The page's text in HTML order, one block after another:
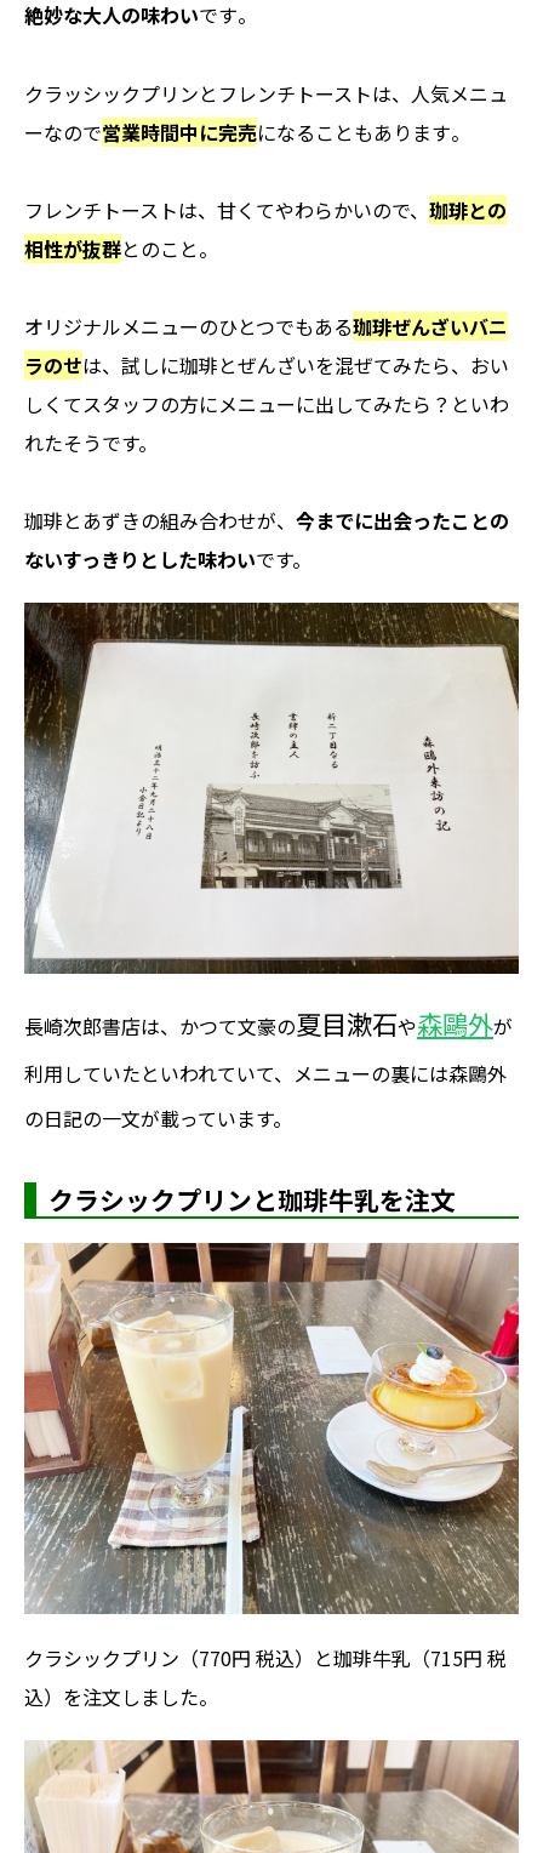
絶妙な大人の味わいです。
クラッシックプリンとフレンチトーストは、人気メニュ
ーなので営業時間中に完売になることもあります。
フレンチトーストは、甘くてやわらかいので、 珈琲との
相性が抜群とのこと。
オリジナルメニューのひとつでもある珈琲ぜんざいバニ
ラのせは、試しに珈琲とぜんざいを混ぜてみたら、おい
しくてスタッフの方にメニューに出してみたら？といわ
れたそうです。
珈琲とあずきの組み合わせが、 今までに出会ったことの
ないすっきりとした味わいです。
長崎次郎書店は、かつて文豪の夏目漱石や森鷗外が
利用していたといわれていて、メニューの裏には森鷗外
の日記の一文が載っています。
クラシックプリンと珈琲牛乳を注文
クラシックプリン（770円 税込）と珈琲牛乳（715円 税
込）を注文しました。